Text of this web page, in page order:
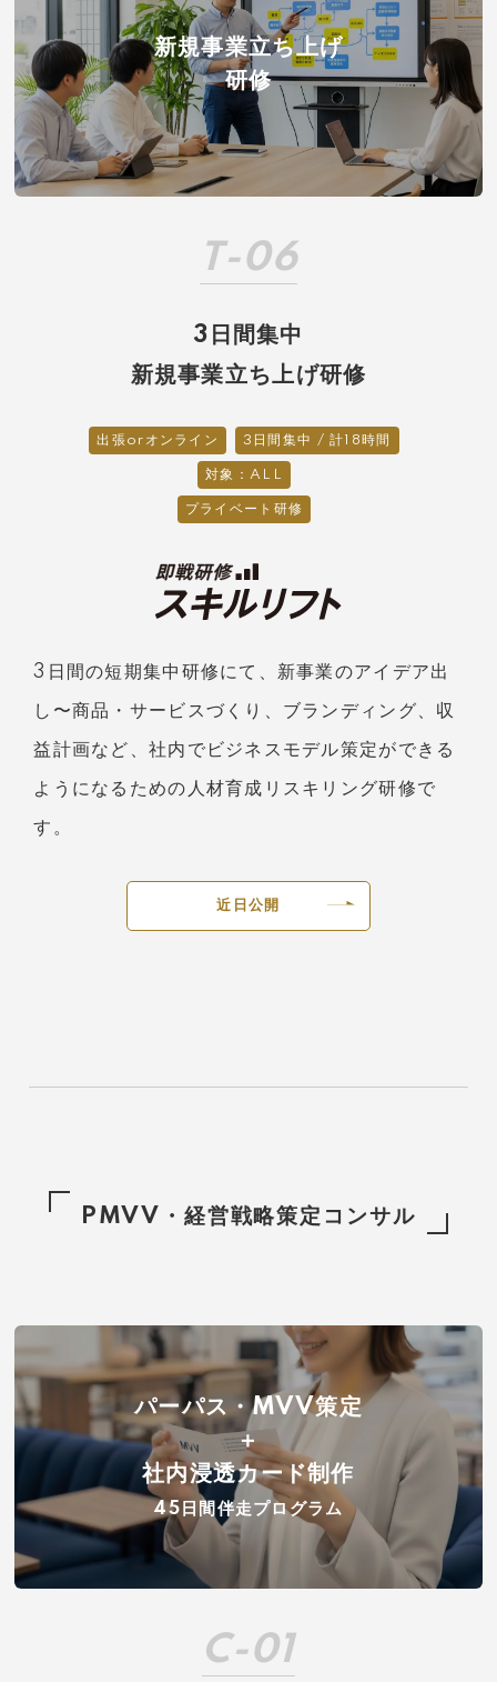
新規事業立ち上げ
研修
T-06
3日間集中
新規事業立ち上げ研修
出張orオンライン 3日間集中 / 計18時間
対象：ALL
プライベート研修
3日間の短期集中研修にて、新事業のアイデア出
し〜商品・サービスづくり、ブランディング、収
益計画など、社内でビジネスモデル策定ができる
ようになるための人材育成リスキリング研修で
す。
近日公開
PMVV・経営戦略策定コンサル
パーパス・MVV策定
＋
社内浸透カード制作
45日間伴走プログラム
C-01